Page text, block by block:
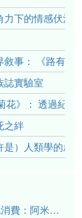
下的情感伏流
事： 《路有
誌實驗室
花》： 透過紀
之絆
是）人類學的成
樂節的市集體驗